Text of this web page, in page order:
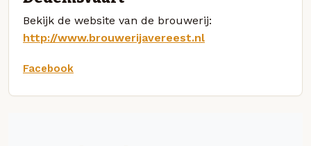
Bekijk de website van de brouwerij:
http://www.brouwerijavereest.nl
Facebook